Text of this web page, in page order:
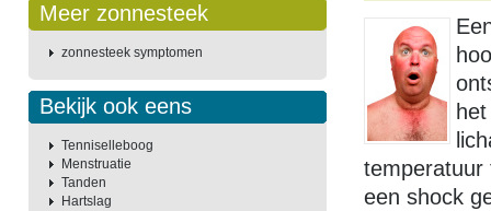
Meer zonnesteek
zonnesteek symptomen
Bekijk ook eens
Tenniselleboog
Menstruatie
Tanden
Hartslag
temperatuur
een shock